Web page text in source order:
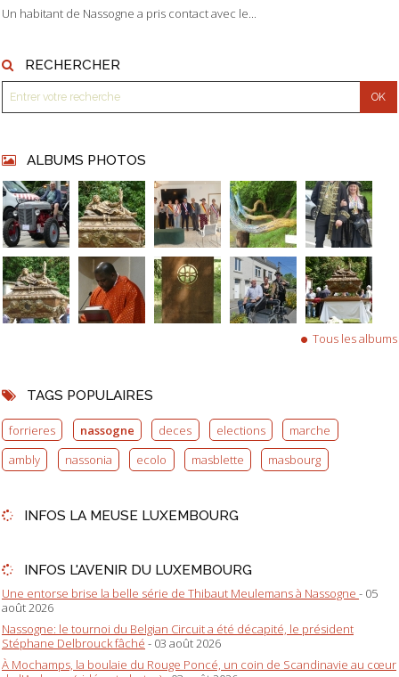
Un habitant de Nassogne a pris contact avec le...
RECHERCHER
ALBUMS PHOTOS
Tous les albums
TAGS POPULAIRES
forrieres nassogne deces elections
marche
ambly
nassonia ecolo masblette masbourg
INFOS LA MEUSE LUXEMBOURG
INFOS L'AVENIR DU LUXEMBOURG
Une entorse brise la belle série de Thibaut Meulemans à Nassogne - 05
août 2026
Nassogne: le tournoi du Belgian Circuit a été décapité, le président
Stéphane Delbrouck fâché - 03 août 2026
À Mochamps, la boulaie du Rouge Poncé, un coin de Scandinavie au cœur